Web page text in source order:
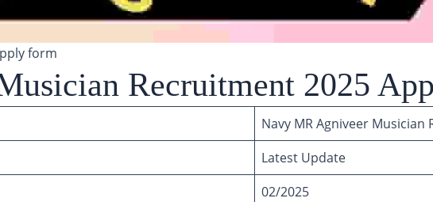
form
Recruitment 2025
Navy MR Agniveer
Latest Update
02/2025